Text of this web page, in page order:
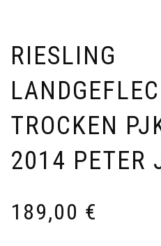
RIESLING
TROCKEN
2014 PETER
189,00 €